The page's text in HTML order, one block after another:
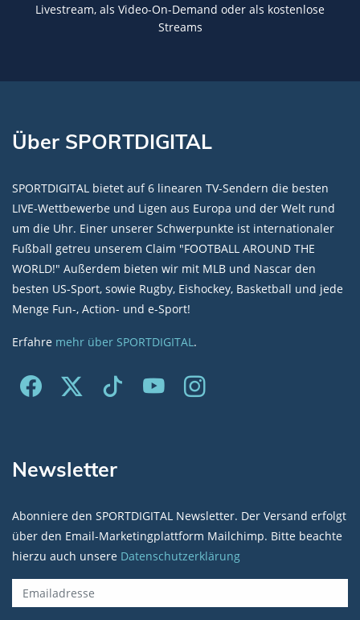
Livestream, als Video-On-Demand oder als kostenlose
Streams
Über SPORTDIGITAL
SPORTDIGITAL bietet auf 6 linearen TV-Sendern die besten
LIVE-Wettbewerbe und Ligen aus Europa und der Welt rund
um die Uhr. Einer unserer Schwerpunkte ist internationaler
Fußball getreu unserem Claim "FOOTBALL AROUND THE
WORLD!" Außerdem bieten wir mit MLB und Nascar den
besten US-Sport, sowie Rugby, Eishockey, Basketball und jede
Menge Fun-, Action- und e-Sport!
Erfahre mehr über SPORTDIGITAL.
Newsletter
Abonniere den SPORTDIGITAL Newsletter. Der Versand erfolgt
über den Email-Marketingplattform Mailchimp. Bitte beachte
hierzu auch unsere Datenschutzerklärung